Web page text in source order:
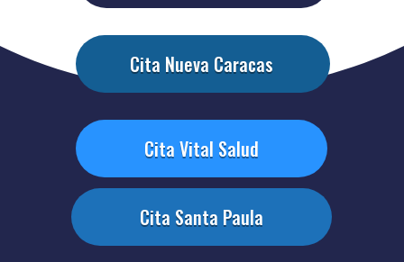
Cita Nueva Caracas
Cita Vital Salud
Cita Santa Paula